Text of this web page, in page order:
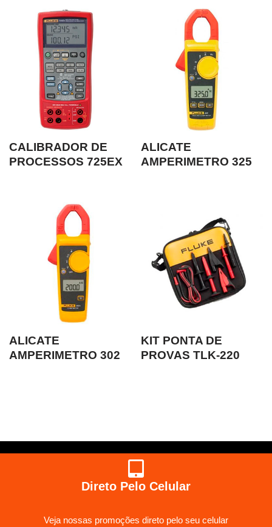
CALIBRADOR DE
PROCESSOS 725EX
ALICATE
AMPERIMETRO 325
ALICATE
AMPERIMETRO 302
KIT PONTA DE
PROVAS TLK-220
Direto Pelo Celular
Veja nossas promoções direto pelo seu celular